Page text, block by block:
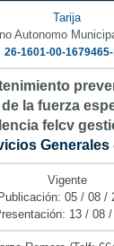
Tarija
Autonomo
26-1601-00-
la fuerza
felcv
Generales
Vigente
Publicación: 05 / 08 /
13 / 08